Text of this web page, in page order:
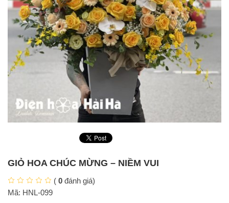
GIỎ HOA CHÚC MỪNG – NIỀM VUI
( 0 đánh giá)
Mã: HNL-099